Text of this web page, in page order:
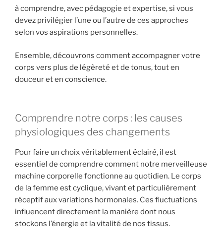
à comprendre, avec pédagogie et expertise, si vous
devez privilégier l’une ou l’autre de ces approches
selon vos aspirations personnelles.
Ensemble, découvrons comment accompagner votre
corps vers plus de légèreté et de tonus, tout en
douceur et en conscience.
Comprendre notre corps : les causes
physiologiques des changements
Pour faire un choix véritablement éclairé, il est
essentiel de comprendre comment notre merveilleuse
machine corporelle fonctionne au quotidien. Le corps
de la femme est cyclique, vivant et particulièrement
réceptif aux variations hormonales. Ces fluctuations
influencent directement la manière dont nous
stockons l’énergie et la vitalité de nos tissus.